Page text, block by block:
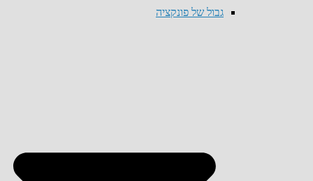
גבול של פונקציה